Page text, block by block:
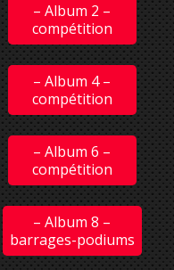
– Album 2 –
compétition
– Album 4 –
compétition
– Album 6 –
compétition
– Album 8 –
barrages-podiums